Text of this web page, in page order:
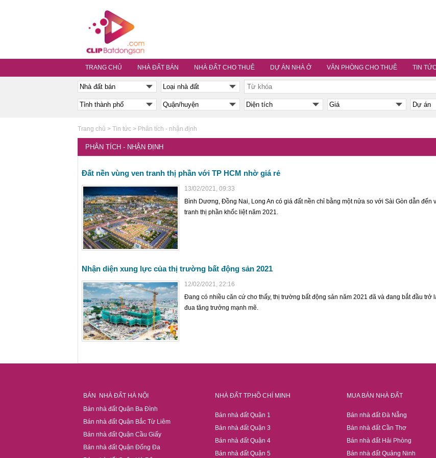
TRANG CHỦ NHÀ ĐẤT BÁN NHÀ ĐẤT CHO THUÊ DỰ ÁN NHÀ Ở VĂN PHÒNG CHO THUÊ TIN TỨC
Trang chủ > Tin tức > Phân tích - nhận định
PHÂN TÍCH - NHẬN ĐỊNH
Đất nền vùng ven tranh thị phần với TP HCM nhờ giá rẻ
13/02/2021, 09:33
Bình Dương, Đồng Nai, Long An có giá đất nền chỉ bằng một nửa so với Sài Gòn dẫn đến
tranh thị phần khốc liệt năm 2021.
Nhận diện xung lực của thị trường bất động sản 2021
12/02/2021, 22:16
Đang có nhiều căn cứ cho thấy, thị trường bất động sản năm 2021 đã và đang bắt đầu trở
đua tăng trưởng mạnh mẽ.
BÁN NHÀ ĐẤT HÀ NỘI NHÀ ĐẤT TP.HỒ CHÍ MINH MUA BÁN NHÀ ĐẤT
Bán nhà đất Quận Ba Đình
Bán nhà đất Quận Bắc Từ Liêm
Bán nhà đất Quận Cầu Giấy
Bán nhà đất Quận Đống Đa
Bán nhà đất Quận 1
Bán nhà đất Quận 3
Bán nhà đất Quận 4
Bán nhà đất Quận 5
Bán nhà đất Đà Nẵng
Bán nhà đất Cần Thơ
Bán nhà đất Hải Phòng
Bán nhà đất Quảng Ninh